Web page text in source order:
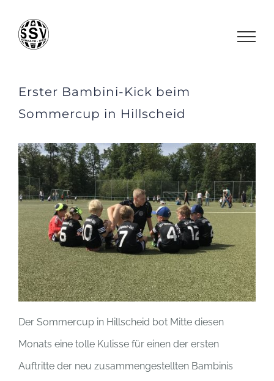
Inhalt
Erster Bambini-Kick beim
Sommercup in Hillscheid
Der Sommercup in Hillscheid bot Mitte diesen
Monats eine tolle Kulisse für einen der ersten
Auftritte der neu zusammengestellten Bambinis